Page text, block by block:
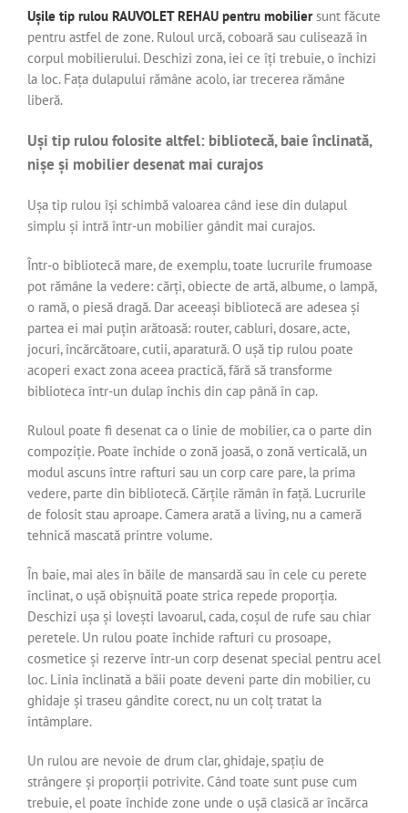
Ușile tip rulou RAUVOLET REHAU pentru mobilier sunt făcute
pentru astfel de zone. Ruloul urcă, coboară sau culisează în
corpul mobilierului. Deschizi zona, iei ce îți trebuie, o închizi
la loc. Fața dulapului rămâne acolo, iar trecerea rămâne
liberă.
Uși tip rulou folosite altfel: bibliotecă, baie înclinată,
nișe și mobilier desenat mai curajos
Ușa tip rulou își schimbă valoarea când iese din dulapul
simplu și intră într-un mobilier gândit mai curajos.
Într-o bibliotecă mare, de exemplu, toate lucrurile frumoase
pot rămâne la vedere: cărți, obiecte de artă, albume, o lampă,
o ramă, o piesă dragă. Dar aceeași bibliotecă are adesea și
partea ei mai puțin arătoasă: router, cabluri, dosare, acte,
jocuri, încărcătoare, cutii, aparatură. O ușă tip rulou poate
acoperi exact zona aceea practică, fără să transforme
biblioteca într-un dulap închis din cap până în cap.
Ruloul poate fi desenat ca o linie de mobilier, ca o parte din
compoziție. Poate închide o zonă joasă, o zonă verticală, un
modul ascuns între rafturi sau un corp care pare, la prima
vedere, parte din bibliotecă. Cărțile rămân în față. Lucrurile
de folosit stau aproape. Camera arată a living, nu a cameră
tehnică mascată printre volume.
În baie, mai ales în băile de mansardă sau în cele cu perete
înclinat, o ușă obișnuită poate strica repede proporția.
Deschizi ușa și lovești lavoarul, cada, coșul de rufe sau chiar
peretele. Un rulou poate închide rafturi cu prosoape,
cosmetice și rezerve într-un corp desenat special pentru acel
loc. Linia înclinată a băii poate deveni parte din mobilier, cu
ghidaje și traseu gândite corect, nu un colț tratat la
întâmplare.
Un rulou are nevoie de drum clar, ghidaje, spațiu de
strângere și proporții potrivite. Când toate sunt puse cum
trebuie, el poate închide zone unde o ușă clasică ar încărca